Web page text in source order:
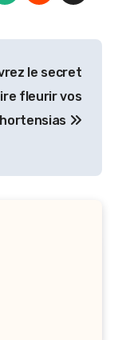
le secret
fleurir vos
hortensias